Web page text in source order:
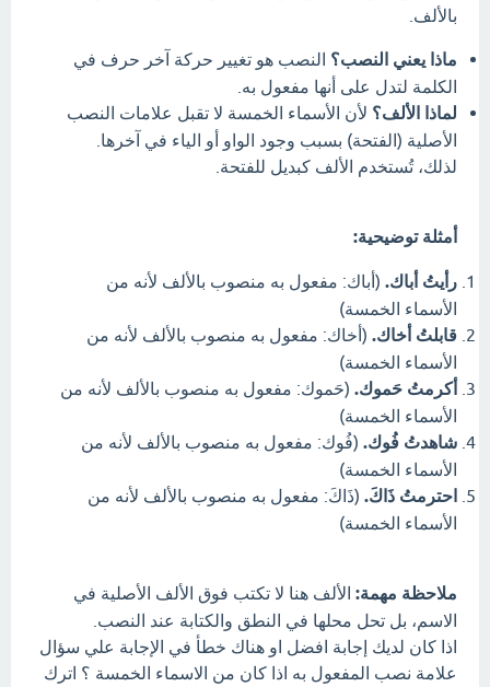
بالألف.
ماذا يعني النصب؟ النصب هو تغيير حركة آخر حرف في
الكلمة لتدل على أنها مفعول به.
لماذا الألف؟ لأن الأسماء الخمسة لا تقبل علامات النصب
الأصلية (الفتحة) بسبب وجود الواو أو الياء في آخرها.
لذلك، تُستخدم الألف كبديل للفتحة.
أمثلة توضيحية:
رأيتُ أباك. (أباك: مفعول به منصوب بالألف لأنه من
الأسماء الخمسة)
قابلتُ أخاك. (أخاك: مفعول به منصوب بالألف لأنه من
الأسماء الخمسة)
أكرمتُ حَموك. (حَموك: مفعول به منصوب بالألف لأنه من
الأسماء الخمسة)
شاهدتُ فُوك. (فُوك: مفعول به منصوب بالألف لأنه من
الأسماء الخمسة)
احترمتُ ذَاكَ. (ذَاكَ: مفعول به منصوب بالألف لأنه من
الأسماء الخمسة)
ملاحظة مهمة: الألف هنا لا تكتب فوق الألف الأصلية في
الاسم، بل تحل محلها في النطق والكتابة عند النصب.
اذا كان لديك إجابة افضل او هناك خطأ في الإجابة علي سؤال
علامة نصب المفعول به اذا كان من الاسماء الخمسة ؟ اترك